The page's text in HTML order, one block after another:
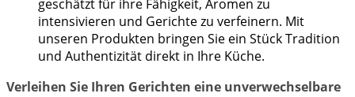
geschätzt für ihre Fähigkeit, Aromen zu
intensivieren und Gerichte zu verfeinern. Mit
unseren Produkten bringen Sie ein Stück Tradition
und Authentizität direkt in Ihre Küche.
Verleihen Sie Ihren Gerichten eine unverwechselbare